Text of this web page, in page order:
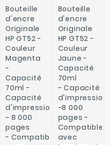
70ml
Bouteille
d'encre
Originale
HP GT52 -
Couleur
Magenta
-
Capacité
70ml -
Capacité
d'impression:
~ 8 000
pages
- Compatible
Bouteille
d'encre
Originale
HP GT52 -
Couleur
Jaune -
Capacité
70ml
-Capacité
d'impression:
~8 000
pages -
Compatible
avec